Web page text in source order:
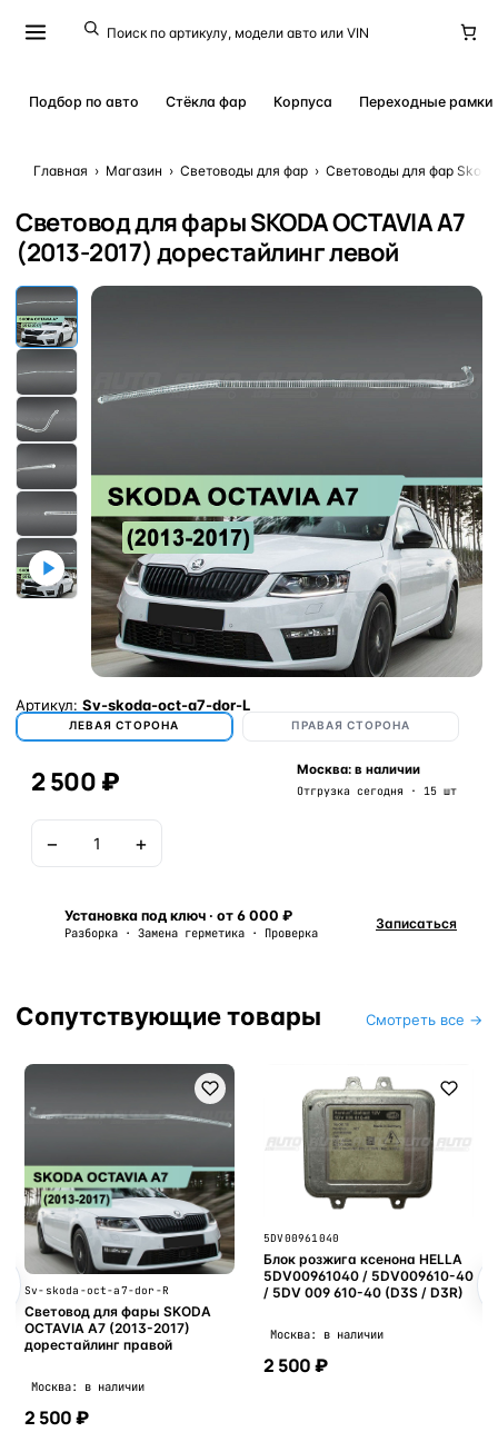
Подбор по авто Стёкла фар Корпуса Переходные рамки
Главная › Магазин › Световоды для фар › Световоды для фар Skoda
Световод для фары SKODA OCTAVIA A7
(2013-2017) дорестайлинг левой
Артикул: Sv-skoda-oct-a7-dor-L
ЛЕВАЯ СТОРОНА ПРАВАЯ СТОРОНА
2 500 ₽ Москва: в наличии
Отгрузка сегодня · 15 шт
− +
Установка под ключ · от 6 000 ₽
Разборка · Замена герметика · Проверка
Записаться
Сопутствующие товары Смотреть все →
Sv-skoda-oct-a7-dor-R
Световод для фары SKODA
OCTAVIA A7 (2013-2017)
дорестайлинг правой
Москва: в наличии
2 500 ₽
5DV00961040
Блок розжига ксенона HELLA
5DV00961040 / 5DV009610-40
/ 5DV 009 610-40 (D3S / D3R)
Москва: в наличии
2 500 ₽